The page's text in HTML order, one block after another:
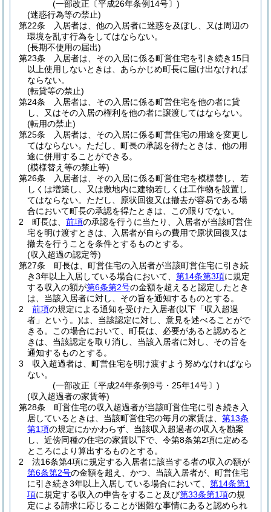
(一部改正〔平成26年条例14号〕)
(迷惑行為等の禁止)
第22条
入居者は、他の入居者に迷惑を及ぼし、又は周辺の
環境を乱す行為をしてはならない。
(長期不使用の届出)
第23条
入居者は、その入居に係る町営住宅を引き続き15日
以上使用しないときは、あらかじめ町長に届け出なければ
ならない。
(転貸等の禁止)
第24条
入居者は、その入居に係る町営住宅を他の者に貸
し、又はその入居の権利を他の者に譲渡してはならない。
(転用の禁止)
第25条
入居者は、その入居に係る町営住宅の用途を変更し
てはならない。 ただし、町長の承認を得たときは、他の用
途に併用することができる。
(模様替え等の禁止等)
第26条
入居者は、その入居に係る町営住宅を模様替し、若
しくは増築し、又は敷地内に建物若しくは工作物を設置し
てはならない。 ただし、原状回復又は撤去が容易である場
合において町長の承認を得たときは、この限りでない。
2
町長は、 前項の承認を行うに当たり、入居者が当該町営住
宅を明け渡すときは、入居者が自らの費用で原状回復又は
撤去を行うことを条件とするものとする。
(収入超過の認定等)
第27条
町長は、町営住宅の入居者が当該町営住宅に引き続
き3年以上入居している場合において、 第14条第3項に規定
する収入の額が第6条第2号の金額を超えると認定したとき
は、当該入居者に対し、その旨を通知するものとする。
2
前項の規定による通知を受けた入居者(以下「収入超過
者」という。)は、当該認定に対し、意見を述べることがで
きる。
この場合において、町長は、必要があると認めると
きは、当該認定を取り消し、当該入居者に対し、その旨を
通知するものとする。
3
収入超過者は、町営住宅を明け渡すよう努めなければなら
ない。
(一部改正〔平成24年条例9号・25年14号〕)
(収入超過者の家賃等)
第28条
町営住宅の収入超過者が当該町営住宅に引き続き入
居しているときは、当該町営住宅の毎月の家賃は、 第13条
第1項の規定にかかわらず、当該収入超過者の収入を勘案
し、近傍同種の住宅の家賃以下で、令第8条第2項に定める
ところにより算出するものとする。
2
法16条第4項に規定する入居者に該当する者の収入の額が
第6条第2号の金額を超え、かつ、当該入居者が、町営住宅
に引き続き3年以上入居している場合において、 第14条第1
項に規定する収入の申告をすること及び第33条第1項の規
定による請求に応じることが困難な事情にあると認められ